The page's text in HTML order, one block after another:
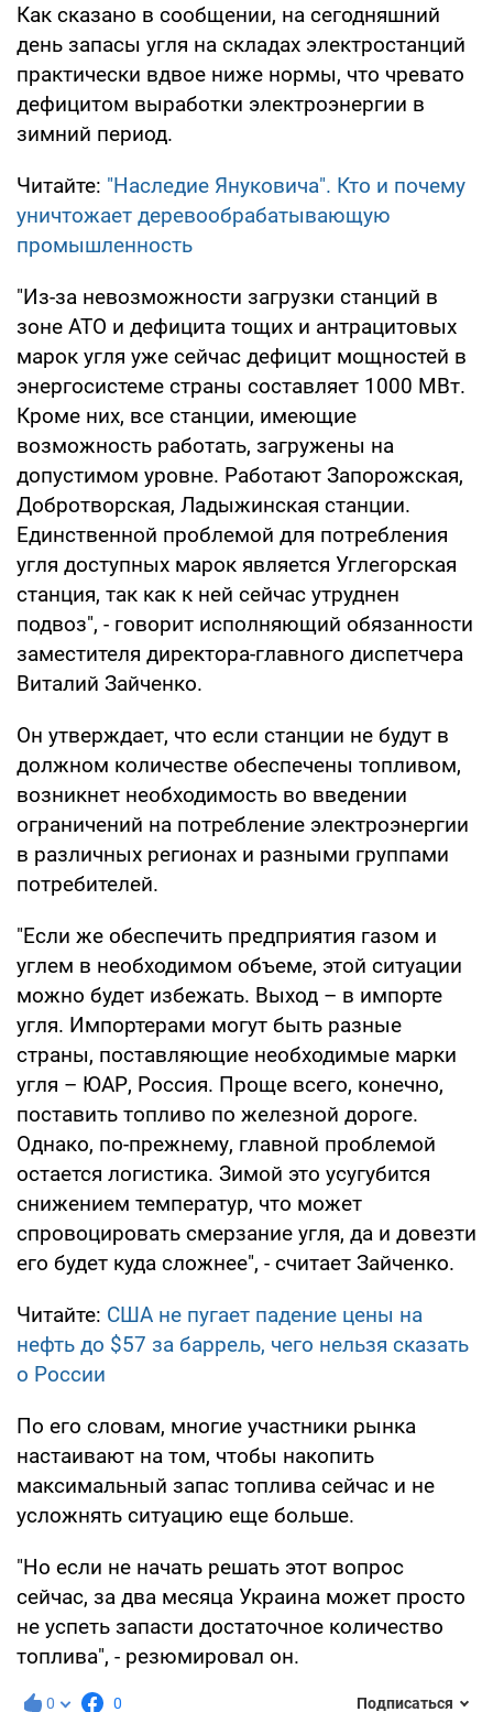
Как сказано в сообщении, на сегодняшний
день запасы угля на складах электростанций
практически вдвое ниже нормы, что чревато
дефицитом выработки электроэнергии в
зимний период.
Читайте: "Наследие Януковича". Кто и почему
уничтожает деревообрабатывающую
промышленность
"Из-за невозможности загрузки станций в
зоне АТО и дефицита тощих и антрацитовых
марок угля уже сейчас дефицит мощностей в
энергосистеме страны составляет 1000 МВт.
Кроме них, все станции, имеющие
возможность работать, загружены на
допустимом уровне. Работают Запорожская,
Добротворская, Ладыжинская станции.
Единственной проблемой для потребления
угля доступных марок является Углегорская
станция, так как к ней сейчас утруднен
подвоз", - говорит исполняющий обязанности
заместителя директора-главного диспетчера
Виталий Зайченко.
Он утверждает, что если станции не будут в
должном количестве обеспечены топливом,
возникнет необходимость во введении
ограничений на потребление электроэнергии
в различных регионах и разными группами
потребителей.
"Если же обеспечить предприятия газом и
углем в необходимом объеме, этой ситуации
можно будет избежать. Выход – в импорте
угля. Импортерами могут быть разные
страны, поставляющие необходимые марки
угля – ЮАР, Россия. Проще всего, конечно,
поставить топливо по железной дороге.
Однако, по-прежнему, главной проблемой
остается логистика. Зимой это усугубится
снижением температур, что может
спровоцировать смерзание угля, да и довезти
его будет куда сложнее", - считает Зайченко.
Читайте: США не пугает падение цены на
нефть до $57 за баррель, чего нельзя сказать
о России
По его словам, многие участники рынка
настаивают на том, чтобы накопить
максимальный запас топлива сейчас и не
усложнять ситуацию еще больше.
"Но если не начать решать этот вопрос
сейчас, за два месяца Украина может просто
не успеть запасти достаточное количество
топлива", - резюмировал он.
0 0 Подписаться